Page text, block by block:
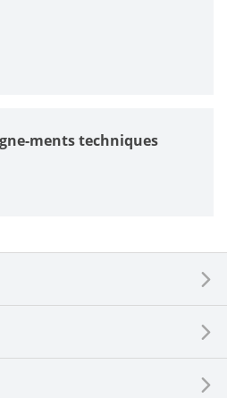
fine
tactiles
ments techniques